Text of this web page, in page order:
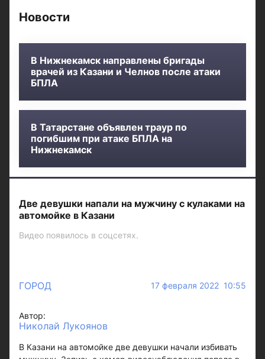
Новости
В Нижнекамск направлены бригады
врачей из Казани и Челнов после атаки
БПЛА
В Татарстане объявлен траур по
погибшим при атаке БПЛА на
Нижнекамск
Две девушки напали на мужчину с кулаками на
автомойке в Казани
Видео появилось в соцсетях.
ГОРОД 17 февраля 2022 10:55
Автор:
Николай Лукоянов
В Казани на автомойке две девушки начали избивать